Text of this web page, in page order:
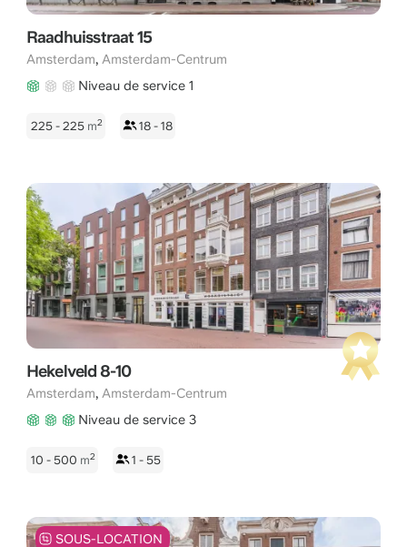
Raadhuisstraat 15
Amsterdam, Amsterdam-Centrum
Niveau de service 1
225 - 225 m2 18 - 18
Hekelveld 8-10
Amsterdam, Amsterdam-Centrum
Niveau de service 3
10 - 500 m2 1 - 55
SOUS-LOCATION